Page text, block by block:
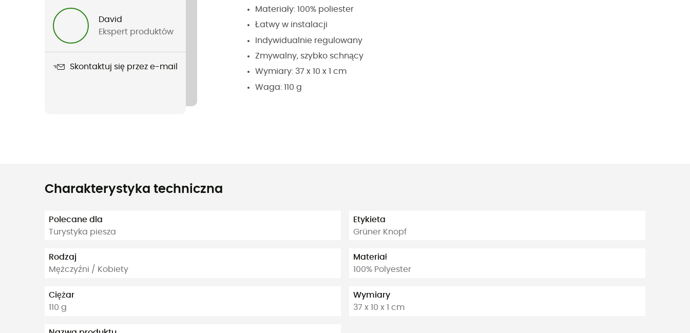
David
Ekspert produktów
Skontaktuj się przez e-mail
Materiały: 100% poliester
Łatwy w instalacji
Indywidualnie regulowany
Zmywalny, szybko schnący
Wymiary: 37 x 10 x 1 cm
Waga: 110 g
Charakterystyka techniczna
Polecane dla
Turystyka piesza
Rodzaj
Mężczyźni / Kobiety
Ciężar
110 g
Etykieta
Grüner Knopf
Materiał
100% Polyester
Wymiary
37 x 10 x 1 cm